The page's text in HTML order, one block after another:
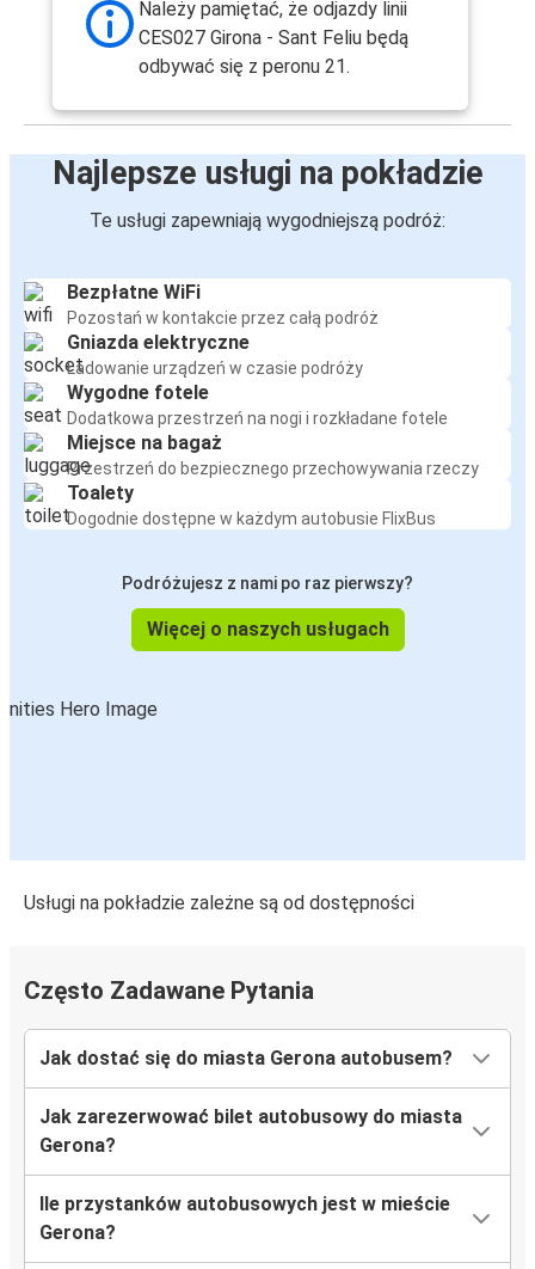
Należy pamiętać, że odjazdy linii
CES027 Girona - Sant Feliu będą
odbywać się z peronu 21.
Najlepsze usługi na pokładzie
Te usługi zapewniają wygodniejszą podróż:
Bezpłatne WiFi
Pozostań w kontakcie przez całą podróż
Gniazda elektryczne
Ładowanie urządzeń w czasie podróży
Wygodne fotele
Dodatkowa przestrzeń na nogi i rozkładane fotele
Miejsce na bagaż
Przestrzeń do bezpiecznego przechowywania rzeczy
Toalety
Dogodnie dostępne w każdym autobusie FlixBus
Podróżujesz z nami po raz pierwszy?
Więcej o naszych usługach
Usługi na pokładzie zależne są od dostępności
Często Zadawane Pytania
Jak dostać się do miasta Gerona autobusem?
Jak zarezerwować bilet autobusowy do miasta
Gerona?
Ile przystanków autobusowych jest w mieście
Gerona?